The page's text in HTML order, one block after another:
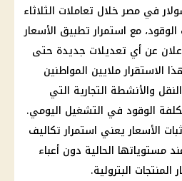
في مصر خلال تعاملات الثلاثاء
محطات الوقود، مع استمرار تطبيق الأسعار
عن أي تعديلات جديدة حتى
الاستقرار ملايين المواطنين
والأنشطة التجارية التي
الوقود في التشغيل اليومي.
الأسعار يعني استمرار تكاليف
مستوياتها الحالية دون أعباء
البترولية.